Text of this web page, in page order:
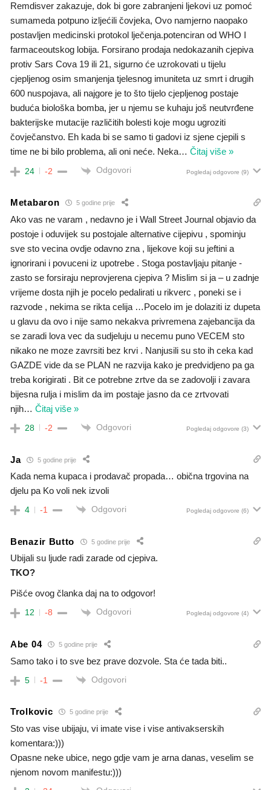
Remdisver zakazuje, dok bi gore zabranjeni ljekovi uz pomoć
sumameda potpuno izljećili čovjeka, Ovo namjerno naopako
postavljen medicinski protokol lječenja.potenciran od WHO I
farmaceoutskog lobija. Forsirano prodaja nedokazanih cjepiva
protiv Sars Cova 19 ili 21, sigurno će uzrokovati u tijelu
cjepljenog osim smanjenja tjelesnog imuniteta uz smrt i drugih
600 nuspojava, ali najgore je to što tijelo cjepljenog postaje
buduća biološka bomba, jer u njemu se kuhaju još neutvrđene
bakterijske mutacije različitih bolesti koje mogu ugroziti
čovječanstvo. Eh kada bi se samo ti gadovi iz sjene cjepili s
time ne bi bilo problema, ali oni neće. Neka… Čitaj više »
24 -2 Odgovori Pogledaj odgovore (9)
Metabaron 5 godine prije
Ako vas ne varam , nedavno je i Wall Street Journal objavio da
postoje i oduvijek su postojale alternative cijepivu , spominju
sve sto vecina ovdje odavno zna , lijekove koji su jeftini a
ignorirani i povuceni iz upotrebe . Stoga postavljaju pitanje -
zasto se forsiraju neprovjerena cjepiva ? Mislim si ja – u zadnje
vrijeme dosta njih je pocelo pedalirati u rikverc , poneki se i
razvode , nekima se rikta celija …Pocelo im je dolaziti iz dupeta
u glavu da ovo i nije samo nekakva privremena zajebancija da
se zaradi lova vec da sudjeluju u necemu puno VECEM sto
nikako ne moze zavrsiti bez krvi . Nanjusili su sto ih ceka kad
GAZDE vide da se PLAN ne razvija kako je predvidjeno pa ga
treba korigirati . Bit ce potrebne zrtve da se zadovolji i zavara
bijesna rulja i mislim da im postaje jasno da ce zrtvovati
njih… Čitaj više »
28 -2 Odgovori Pogledaj odgovore (3)
Ja 5 godine prije
Kada nema kupaca i prodavač propada… obična trgovina na
djelu pa Ko voli nek izvoli
4 -1 Odgovori Pogledaj odgovore (6)
Benazir Butto 5 godine prije
Ubijali su ljude radi zarade od cjepiva.
TKO?
Pišće ovog članka daj na to odgovor!
12 -8 Odgovori Pogledaj odgovore (4)
Abe 04 5 godine prije
Samo tako i to sve bez prave dozvole. Sta će tada biti..
5 -1 Odgovori
Trolkovic 5 godine prije
Sto vas vise ubijaju, vi imate vise i vise antivakserskih
komentara:)))
Opasne neke ubice, nego gdje vam je arna danas, veselim se
njenom novom manifestu:)))